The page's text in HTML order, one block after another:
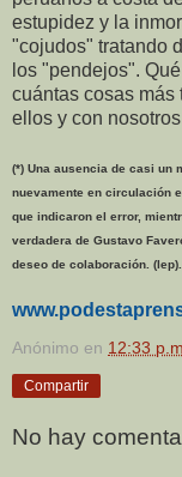
estupidez y la
"cojudos" tratando
los "pendejos".
cuántas cosas más
ellos y con
(*) Una ausencia de casi un
nuevamente en circulación
que indicaron el error,
verdadera de Gustavo
deseo de colaboración. (lep).
Anónimo en 12:33
Compartir
No hay